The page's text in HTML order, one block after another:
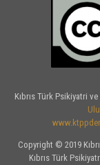
Kıbrıs Türk Psikiyatri
Copyright © 2019
Kıbrıs Türk